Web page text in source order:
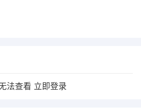
法查看 立即登录